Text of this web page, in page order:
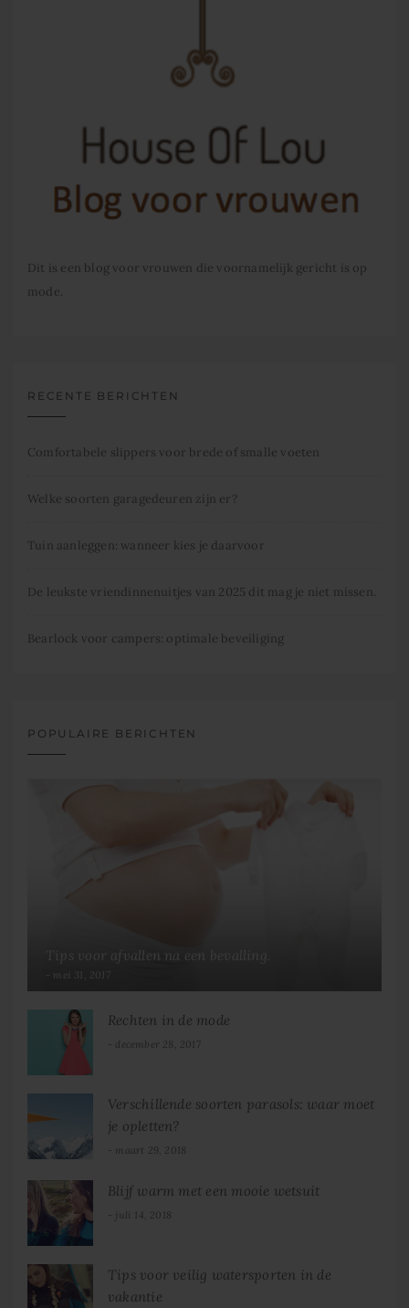
Dit is een blog voor vrouwen die voornamelijk gericht is op
mode.
RECENTE BERICHTEN
Comfortabele slippers voor brede of smalle voeten
Welke soorten garagedeuren zijn er?
Tuin aanleggen: wanneer kies je daarvoor
De leukste vriendinnenuitjes van 2025 dit mag je niet missen.
Bearlock voor campers: optimale beveiliging
POPULAIRE BERICHTEN
Tips voor afvallen na een bevalling.
mei 31, 2017
Rechten in de mode
december 28, 2017
Verschillende soorten parasols: waar moet
je opletten?
maart 29, 2018
Blijf warm met een mooie wetsuit
juli 14, 2018
Tips voor veilig watersporten in de
vakantie